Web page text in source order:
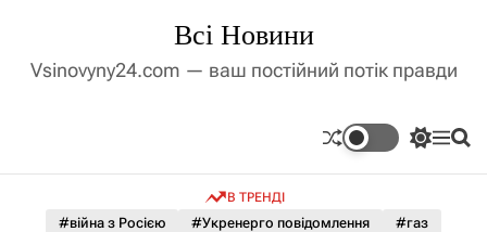
д
Всі Новини
Vsinovyny24.com — ваш постійний потік правди
П
м
М П
В ТРЕНДІ
#війна з Росією #Укренерго повідомлення
#газ